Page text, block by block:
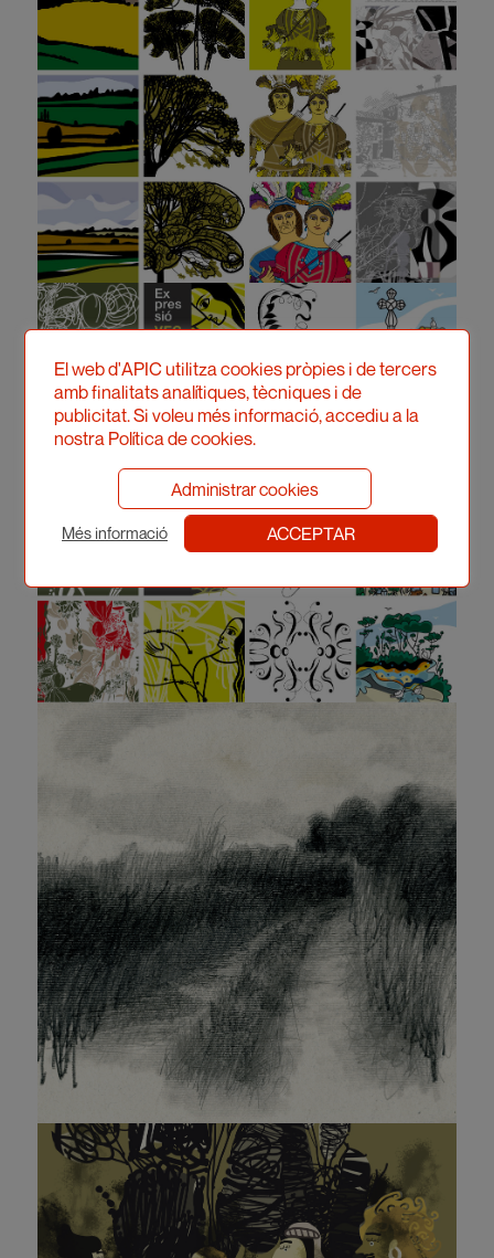
El web d'APIC utilitza cookies pròpies i de tercers
amb finalitats analítiques, tècniques i de
publicitat. Si voleu més informació, accediu a la
nostra Política de cookies.
Administrar cookies
Més informació ACCEPTAR